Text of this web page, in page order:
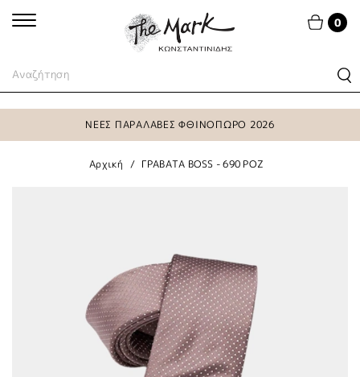
0
ΝΕΕΣ ΠΑΡΑΛΑΒΕΣ ΦΘΙΝΟΠΩΡΟ 2026
Αρχική ΓΡΑΒΑΤΑ BOSS - 690 ΡΟΖ